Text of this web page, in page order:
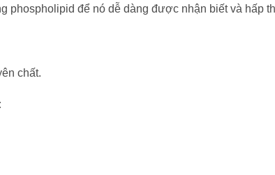
phospholipid để nó dễ dàng được nhận biết và hấp
chất.